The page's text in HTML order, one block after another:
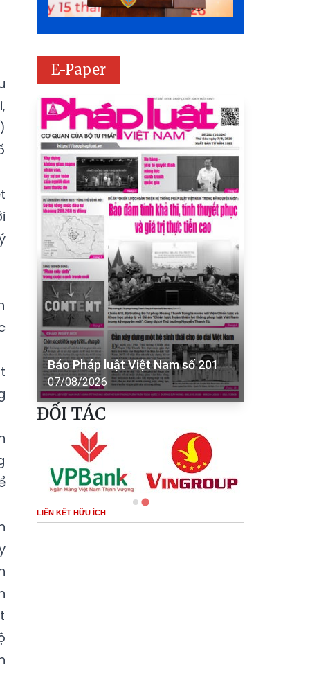
E-Paper
Báo Pháp luật Việt Nam số 201
07/08/2026
ĐỐI TÁC
LIÊN KẾT HỮU ÍCH